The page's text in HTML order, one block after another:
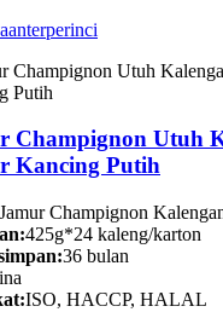
terperinci
Champignon Utuh
Kancing Putih
Jamur Champignon
425g*24 kaleng/karton
36 bulan
ISO, HACCP, HALAL